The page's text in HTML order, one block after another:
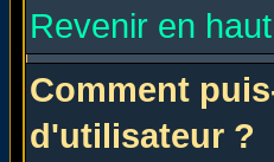
Revenir en haut
Comment
d'utilisateur ?